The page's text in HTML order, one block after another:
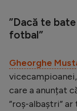
”Dacă te
fotbal”
Gheorghe
care a anunțat
”roș-albaștri”